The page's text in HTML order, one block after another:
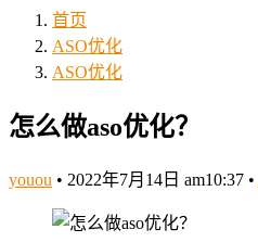
首页
ASO优化
ASO优化
怎么做aso优化？
youou • 2022年7月14日 am10:37 •